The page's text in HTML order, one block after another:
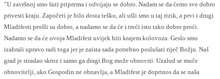
”U završnoj smo fazi priprema i odvijaju se dobro. Nadam se da ćemo sve dobro
privesti kraju. Započeti je bilo dosta teško, ali ušli smo u taj rizik, a prvi i drugi
Mladifesti prošli su dobro, a nadamo se da će i treći isto tako dobro proći.
Nadamo se da će ovoja Mladifest uvijek biti krajem kolovoza. Geslo smo
izabrali upravo radi toga jer je zaista sada potrebno poslušati riječ Božju. Naš
grad je stradao skroz i samo ga dragi Bog može obnoviti. Uzalud se muče
obnovitelji, ako Gospodin ne obnavlja, a Mladifest je doprinos da se naša